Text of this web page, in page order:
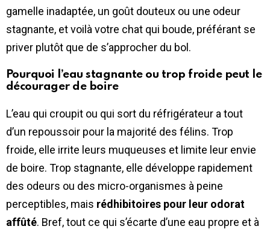
gamelle inadaptée, un goût douteux ou une odeur
stagnante, et voilà votre chat qui boude, préférant se
priver plutôt que de s’approcher du bol.
Pourquoi l’eau stagnante ou trop froide peut le
décourager de boire
L’eau qui croupit ou qui sort du réfrigérateur a tout
d’un repoussoir pour la majorité des félins. Trop
froide, elle irrite leurs muqueuses et limite leur envie
de boire. Trop stagnante, elle développe rapidement
des odeurs ou des micro-organismes à peine
perceptibles, mais rédhibitoires pour leur odorat
affûté. Bref, tout ce qui s’écarte d’une eau propre et à